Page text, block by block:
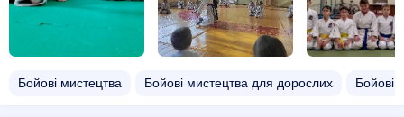
Бойові мистецтва Бойові мистецтва для дорослих Бойові